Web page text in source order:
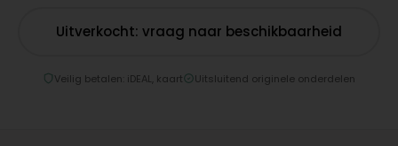
Uitverkocht: vraag naar beschikbaarheid
Veilig betalen: iDEAL, kaart Uitsluitend originele onderdelen